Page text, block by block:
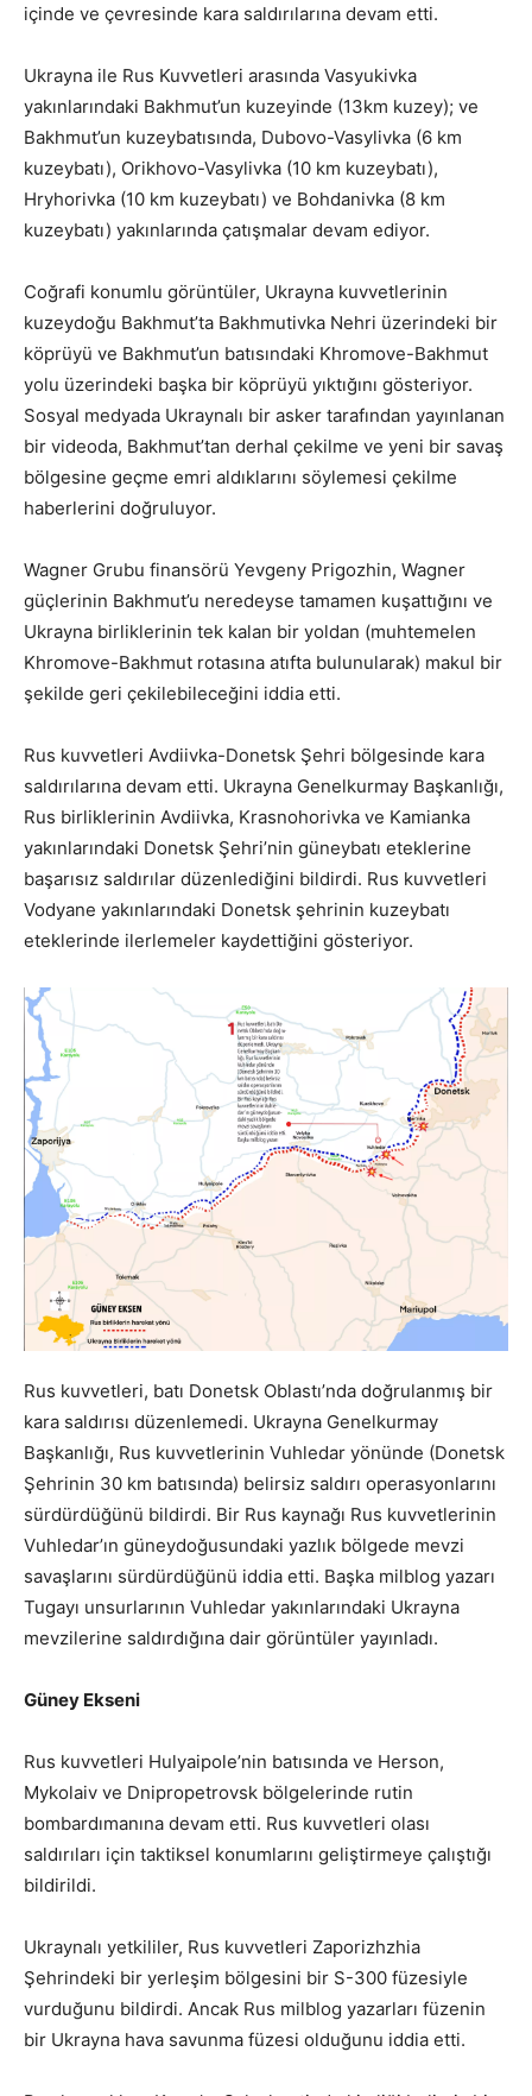
içinde ve çevresinde kara saldırılarına devam etti.
Ukrayna ile Rus Kuvvetleri arasında Vasyukivka
yakınlarındaki Bakhmut’un kuzeyinde (13km kuzey); ve
Bakhmut’un kuzeybatısında, Dubovo-Vasylivka (6 km
kuzeybatı), Orikhovo-Vasylivka (10 km kuzeybatı),
Hryhorivka (10 km kuzeybatı) ve Bohdanivka (8 km
kuzeybatı) yakınlarında çatışmalar devam ediyor.
Coğrafi konumlu görüntüler, Ukrayna kuvvetlerinin
kuzeydoğu Bakhmut’ta Bakhmutivka Nehri üzerindeki bir
köprüyü ve Bakhmut’un batısındaki Khromove-Bakhmut
yolu üzerindeki başka bir köprüyü yıktığını gösteriyor.
Sosyal medyada Ukraynalı bir asker tarafından yayınlanan
bir videoda, Bakhmut’tan derhal çekilme ve yeni bir savaş
bölgesine geçme emri aldıklarını söylemesi çekilme
haberlerini doğruluyor.
Wagner Grubu finansörü Yevgeny Prigozhin, Wagner
güçlerinin Bakhmut’u neredeyse tamamen kuşattığını ve
Ukrayna birliklerinin tek kalan bir yoldan (muhtemelen
Khromove-Bakhmut rotasına atıfta bulunularak) makul bir
şekilde geri çekilebileceğini iddia etti.
Rus kuvvetleri Avdiivka-Donetsk Şehri bölgesinde kara
saldırılarına devam etti. Ukrayna Genelkurmay Başkanlığı,
Rus birliklerinin Avdiivka, Krasnohorivka ve Kamianka
yakınlarındaki Donetsk Şehri’nin güneybatı eteklerine
başarısız saldırılar düzenlediğini bildirdi. Rus kuvvetleri
Vodyane yakınlarındaki Donetsk şehrinin kuzeybatı
eteklerinde ilerlemeler kaydettiğini gösteriyor.
Rus kuvvetleri, batı Donetsk Oblastı’nda doğrulanmış bir
kara saldırısı düzenlemedi. Ukrayna Genelkurmay
Başkanlığı, Rus kuvvetlerinin Vuhledar yönünde (Donetsk
Şehrinin 30 km batısında) belirsiz saldırı operasyonlarını
sürdürdüğünü bildirdi. Bir Rus kaynağı Rus kuvvetlerinin
Vuhledar’ın güneydoğusundaki yazlık bölgede mevzi
savaşlarını sürdürdüğünü iddia etti. Başka milblog yazarı
Tugayı unsurlarının Vuhledar yakınlarındaki Ukrayna
mevzilerine saldırdığına dair görüntüler yayınladı.
Güney Ekseni
Rus kuvvetleri Hulyaipole’nin batısında ve Herson,
Mykolaiv ve Dnipropetrovsk bölgelerinde rutin
bombardımanına devam etti. Rus kuvvetleri olası
saldırıları için taktiksel konumlarını geliştirmeye çalıştığı
bildirildi.
Ukraynalı yetkililer, Rus kuvvetleri Zaporizhzhia
Şehrindeki bir yerleşim bölgesini bir S-300 füzesiyle
vurduğunu bildirdi. Ancak Rus milblog yazarları füzenin
bir Ukrayna hava savunma füzesi olduğunu iddia etti.